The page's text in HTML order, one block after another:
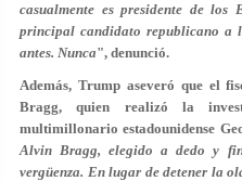
casualmente es presidente de los
principal candidato republicano a
antes. Nunca", denunció.
Además, Trump aseveró que el
Bragg, quien realizó la
multimillonario estadounidense
Alvin Bragg, elegido a dedo y
vergüenza. En lugar de detener la